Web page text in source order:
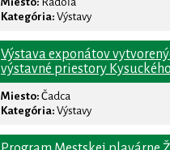
Kategória: Výstavy
Výstava exponátov
výstavné priestory
Miesto: Čadca
Kategória: Výstavy